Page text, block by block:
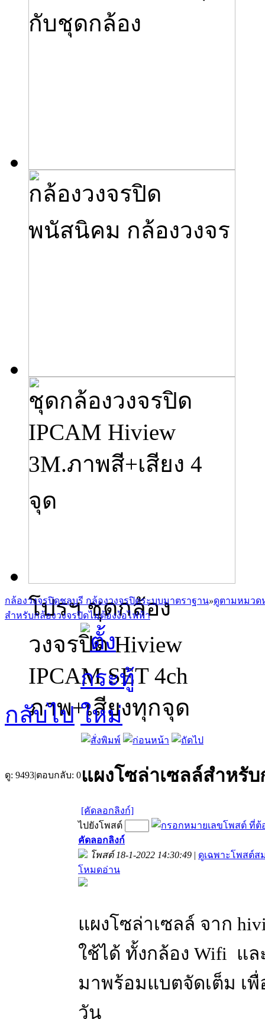
กับชุดกล้อง
กล้องวงจรปิด
พนัสนิคม กล้องวงจร
ชุดกล้องวงจรปิด
IPCAM Hiview
3M.ภาพสี+เสียง 4
จุด
โปรฯ ชุดกล้อง
วงจรปิด Hiview
IPCAM SET 4ch
ภาพ+เสียงทุกจุด
กล้องวงจรปิดชลบุรี กล้องวงจรปิดระบบมาตราฐาน»ดูตามหมวด
สำหรับกล้องวงจรปิดไม่ต้องง้อไฟฟ้า
กลับไป
ดู: 9493|ตอบกลับ: 0แผงโซล่าเซลล์สำหรั
[คัดลอกลิงก์]
ไปยังโพสต์
คัดลอกลิงก์
โพสต์ 18-1-2022 14:30:49 | ดูเฉพาะโพสต์ส
โหมดอ่าน
แผงโซล่าเซลล์ จาก
ใช้ได้ ทั้งกล้อง Wifi แ
มาพร้อมแบตจัดเต็ม เ
วัน